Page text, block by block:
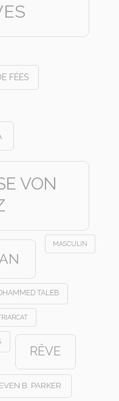
FÉES
VON
MASCULIN
TALEB
RÊVE
B. PARKER